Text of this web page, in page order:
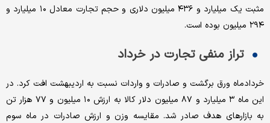
مثبت یک میلیارد و ۴۳۶ میلیون دلاری و حجم تجارت معادل ۱۰ میلیارد و
۲۹۴ میلیون بوده است.
تراز منفی تجارت در خرداد
خردادماه ورق برگشت و صادرات و واردات نسبت به اردیبهشت افت کرد. در
این ماه ۳ میلیارد و ۸۷ میلیون دلار کالا به ارزش ۱۰ میلیون و ۷۷ هزار تن
به بازارهای هدف صادر شد. مقایسه وزن و ارزش صادرات در ماه سوم